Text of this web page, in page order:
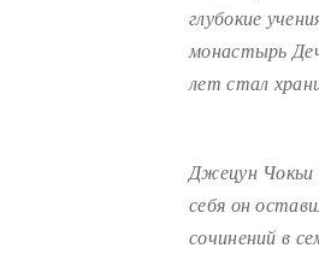
глубокие
монастырь
лет стал
Джецун Чокьи
себя он
сочинений в